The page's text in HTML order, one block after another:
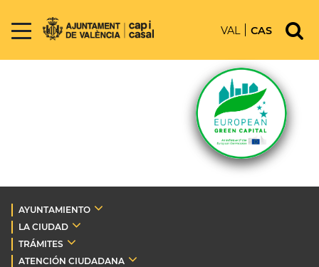
VAL CAS
AYUNTAMIENTO
LA CIUDAD
TRÁMITES
ATENCIÓN CIUDADANA